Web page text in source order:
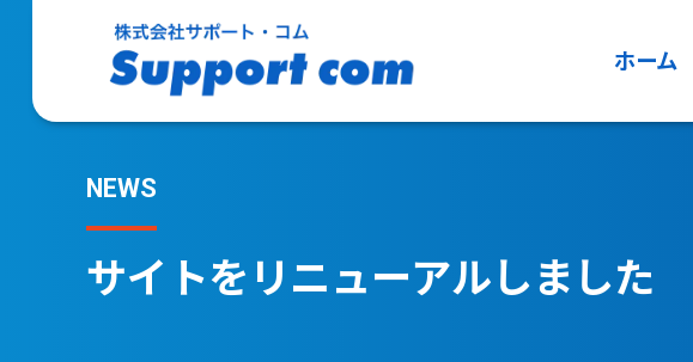
ホーム
NEWS
サイトをリニューアルしました